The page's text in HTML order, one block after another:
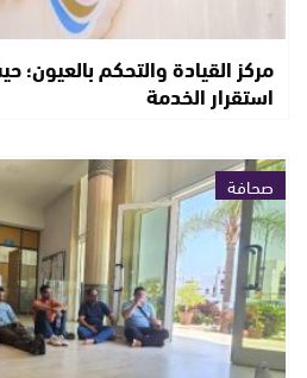
مركز القيادة والتحكم بالعيون؛
استقرار الخدمة
صحافة